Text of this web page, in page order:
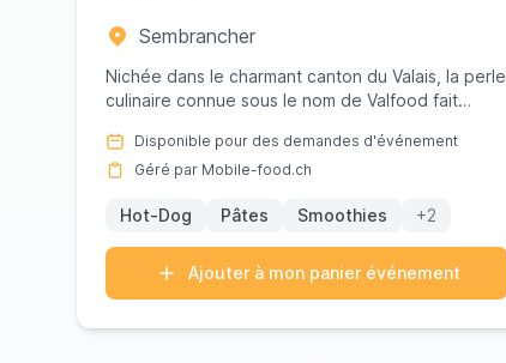
Sembrancher
Nichée dans le charmant canton du Valais, la perle
culinaire connue sous le nom de Valfood fait
Disponible pour des demandes d'événement
Géré par Mobile-food.ch
Hot-Dog Pâtes Smoothies +2
Ajouter à mon panier événement